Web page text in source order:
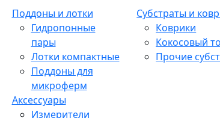
Поддоны и лотки
Гидропонные
пары
Лотки компактные
Поддоны для
микроферм
Субстраты и
Коврики
Кокосовый
Прочие
Аксессуары
Измерители